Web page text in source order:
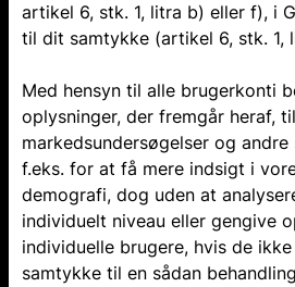
artikel 6, stk. 1, litra b) eller f), i
til dit samtykke (artikel 6, stk. 1,
Med hensyn til alle brugerkonti
oplysninger, der fremgår heraf, til
markedsundersøgelser og
f.eks. for at få mere indsigt i
demografi, dog uden at
individuelt niveau eller gengive
individuelle brugere, hvis de
samtykke til en sådan